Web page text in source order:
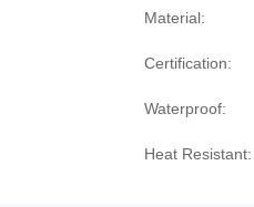
Material:
Certification:
Waterproof:
Heat Resistant: